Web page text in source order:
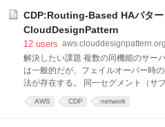
バーからアウトバウンド通信が行え
ながる。このため、単一障害点（
必須である。 クラウドでの解決/パタ
より高い冗長性の確保のため、複数
バー/プロキシーサーバーを配置し、
また、障害
CDP:Routing-Based HAパター
CloudDesignPattern
12 users aws.clouddesignpattern.org
解決したい課題 複数の同機能のサー
は一般的だが、フェイルオーバー時
法が存在する。 同一セグメント（サ
AWS CDP network